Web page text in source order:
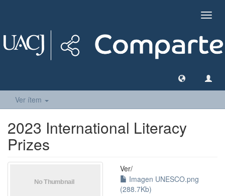
Ver ítem
2023 International Literacy
Prizes
Ver/
Imagen UNESCO.png
(288.7Kb)